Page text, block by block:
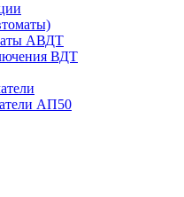
АВДТ
ВДТ
АП50